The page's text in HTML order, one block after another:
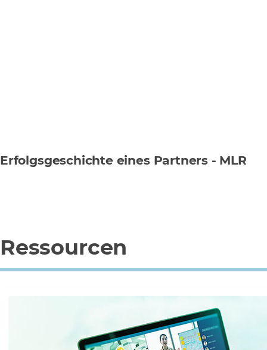
Erfolgsgeschichte eines Partners - MLR
Ressourcen